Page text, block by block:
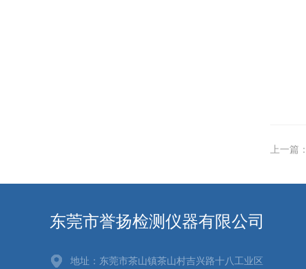
上一篇：
东莞市誉扬检测仪器有限公司
地址：东莞市茶山镇茶山村吉兴路十八工业区